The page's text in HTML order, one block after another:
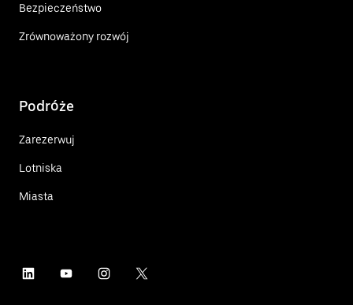
Bezpieczeństwo
Zrównoważony rozwój
Podróże
Zarezerwuj
Lotniska
Miasta